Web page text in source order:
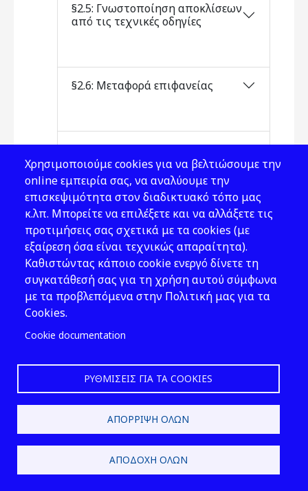
§2.5: Γνωστοποίηση αποκλίσεων
από τις τεχνικές οδηγίες
§2.6: Μεταφορά επιφανείας
§2.7: Εθνική αρχή
ΚΕΦΑΛΑΙΟ 3: Ταξινόμηση
αερομεταφορά επικίνδυνων υλικών
αερομεταφορά
Χρησιμοποιούμε cookies για να βελτιώσουμε την
online εμπειρία σας, να αναλύουμε την
επισκεψιμότητα στον διαδικτυακό τόπο μας
κ.λπ. Μπορείτε να επιλέξετε και να αλλάξετε τις
προτιμήσεις σας σχετικά με τα cookies (με
εξαίρεση όσα είναι τεχνικώς απαραίτητα).
Καθιστώντας κάποιο cookie ενεργό δίνετε τη
συγκατάθεσή σας για τη χρήση αυτού σύμφωνα
με τα προβλεπόμενα στην Πολιτική μας για τα
Cookies.
Cookie documentation
ΡΥΘΜΊΣΕΙΣ ΓΙΑ ΤΑ COOKIES
ΑΠΌΡΡΙΨΗ ΌΛΩΝ
ΑΠΟΔΟΧΉ ΌΛΩΝ